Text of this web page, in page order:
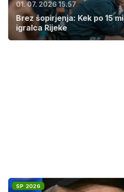
01. 07. 2026 15.57
Brez šopirjenja: Kek po 15
igralca Rijeke
SP 2026